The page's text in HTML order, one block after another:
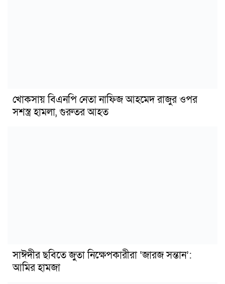
খোকসায় বিএনপি নেতা নাফিজ আহমেদ রাজুর ওপর
সশস্ত্র হামলা, গুরুতর আহত
সাঈদীর ছবিতে জুতা নিক্ষেপকারীরা ‘জারজ সন্তান’:
আমির হামজা